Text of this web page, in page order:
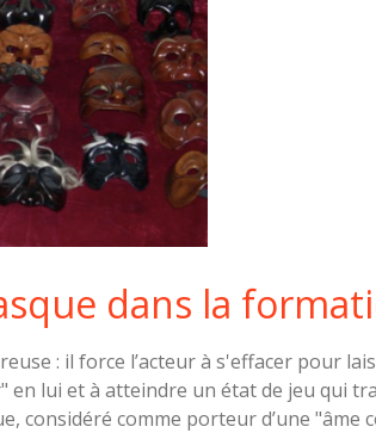
dans la
: il force l’acteur à s'effacer pour
en lui et à atteindre un état de jeu qui
considéré comme porteur d’une "âme